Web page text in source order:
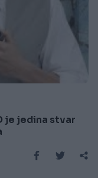
je jedina stvar